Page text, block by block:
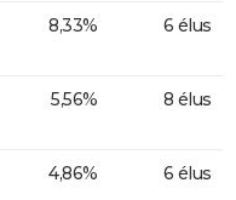
8,33% 6 élus
5,56% 8 élus
4,86% 6 élus